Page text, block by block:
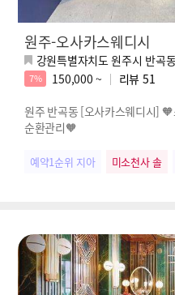
원주-오사카스웨디시
강원특별자치도 원주시 반곡
7% 150,000 ~ 리뷰 51
원주 반곡동 [오사카스웨디시]
순환관리🧡
예약1순위 지아 미소천사 솔